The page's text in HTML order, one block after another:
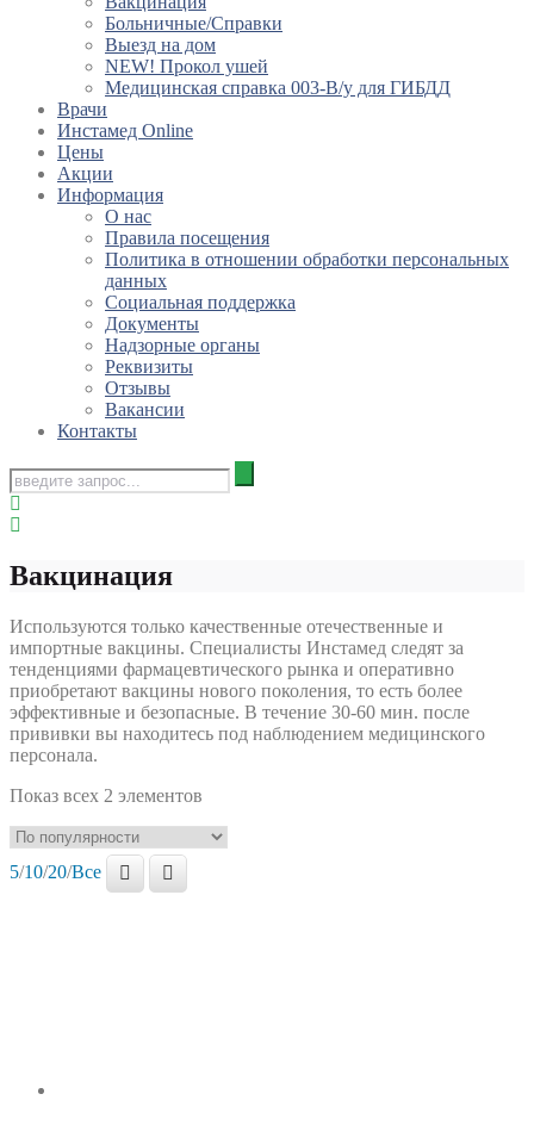
Больничные/Справки
Выезд на дом
NEW! Прокол ушей
Медицинская справка 003-В/у для ГИБДД
Врачи
Инстамед Online
Цены
Акции
Информация
О нас
Правила посещения
Политика в отношении обработки персональных
данных
Социальная поддержка
Документы
Надзорные органы
Реквизиты
Отзывы
Вакансии
Контакты
Вакцинация
Используются только качественные отечественные и
импортные вакцины. Специалисты Инстамед следят за
тенденциями фармацевтического рынка и оперативно
приобретают вакцины нового поколения, то есть более
эффективные и безопасные. В течение 30-60 мин. после
прививки вы находитесь под наблюдением медицинского
персонала.
Показ всех 2 элементов
5/10/20/Все